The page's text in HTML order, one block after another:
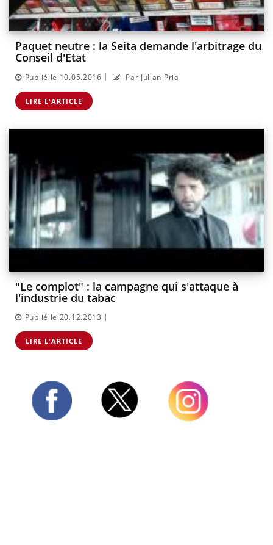
Paquet neutre : la Seita demande l'arbitrage du
Conseil d'Etat
Publié le 10.05.2016 | Par Julian Prial
LIRE L'ARTICLE
"Le complot" : la campagne qui s'attaque à
l'industrie du tabac
Publié le 20.12.2013 |
LIRE L'ARTICLE